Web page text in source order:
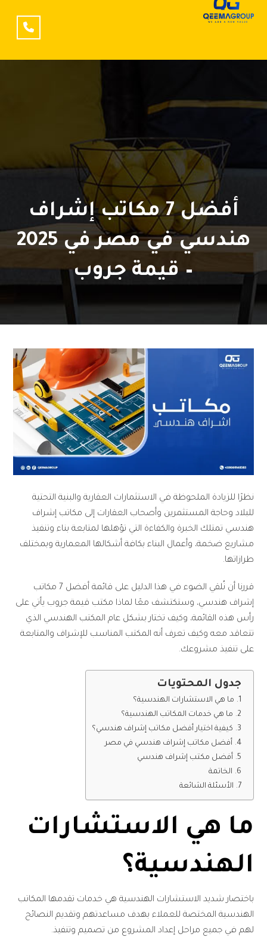
أفضل 7 مكاتب إشراف
هندسي في مصر في 2025
– قيمة جروب
نظرًا للزيادة الملحوظة في الاستثمارات العقارية والبنية التحتية
للبلاد وحاجة المستثمرين وأصحاب العقارات إلى مكاتب إشراف
هندسي تمتلك الخبرة والكفاءة التي تؤهلها لمتابعة بناء وتنفيذ
مشاريع ضخمة، وأعمال البناء بكافة أشكالها المعمارية وبمختلف
طرازاتها.
قررنا أن نُلقي الضوء في هذا الدليل على قائمة أفضل 7 مكاتب
إشراف هندسي، وستكتشف معًا لماذا مكتب قيمة جروب يأتي على
رأس هذه القائمة، وكيف تختار بشكل عام المكتب الهندسي الذي
تتعاقد معه وكيف تعرف أنه المكتب المناسب للإشراف والمتابعة
على تنفيذ مشروعك.
جدول المحتويات
ما هي الاستشارات الهندسية؟
ما هي خدمات المكاتب الهندسية؟
كيفية اختيار أفضل مكاتب إشراف هندسي؟
أفضل مكاتب إشراف هندسي في مصر
أفضل مكتب إشراف هندسي
الخاتمة
الأسئلة الشائعة
ما هي الاستشارات
الهندسية؟
باختصار شديد الاستشارات الهندسية هي خدمات تقدمها المكاتب
الهندسية المختصة للعملاء بهدف مساعدتهم وتقديم النصائح
لهم في جميع مراحل إعداد المشروع من تصميم وتنفيذ.